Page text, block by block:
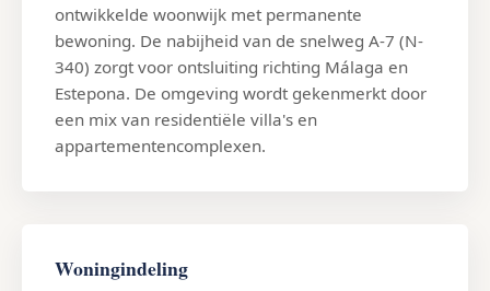
ontwikkelde woonwijk met permanente
bewoning. De nabijheid van de snelweg A-7 (N-
340) zorgt voor ontsluiting richting Málaga en
Estepona. De omgeving wordt gekenmerkt door
een mix van residentiële villa's en
appartementencomplexen.
Woningindeling